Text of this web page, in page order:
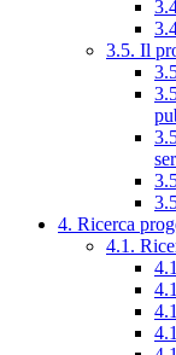
3.5. Il
4. Ricerca
4.1.